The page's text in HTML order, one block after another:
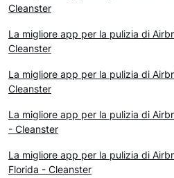
Cleanster
La migliore app per la pulizia di
Cleanster
La migliore app per la pulizia di
Cleanster
La migliore app per la pulizia di
- Cleanster
La migliore app per la pulizia di
Florida - Cleanster